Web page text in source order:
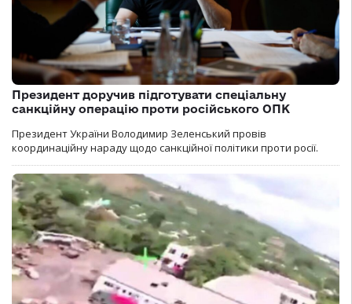
Президент доручив підготувати спеціальну
санкційну операцію проти російського ОПК
Президент України Володимир Зеленський провів
координаційну нараду щодо санкційної політики проти росії.